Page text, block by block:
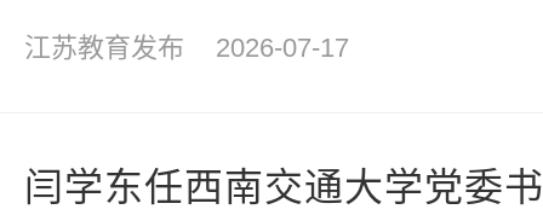
江苏教育发布 2026-07-17
闫学东任西南交通大学党委